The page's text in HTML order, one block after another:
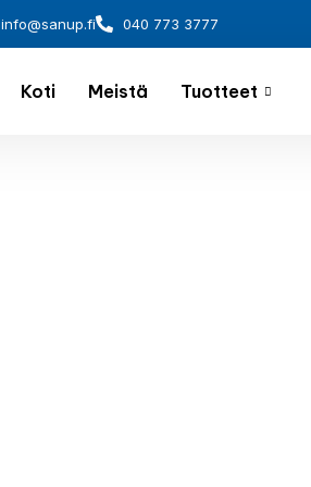
info@sanup.fi 040 773 3777
Koti Meistä Tuotteet